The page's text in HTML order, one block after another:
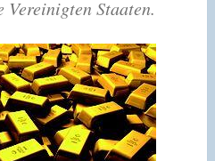
Staaten.